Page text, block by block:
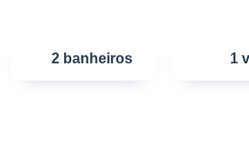
2 banheiros 1